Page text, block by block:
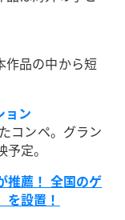
作品の中から短
ョン
コンペ。グラン
定。
推薦！ 全国のゲ
設置！